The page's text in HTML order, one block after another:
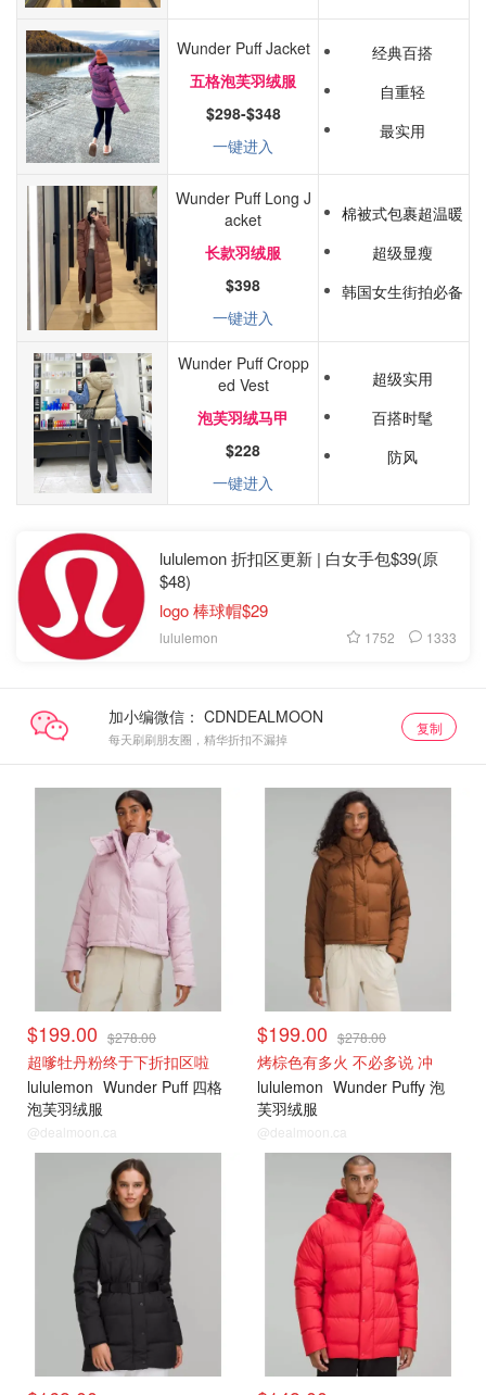
Wunder Puff Jacket
五格泡芙羽绒服
$298-$348
一键进入
经典百搭
自重轻
最实用
Wunder Puff Long J
acket
长款羽绒服
$398
一键进入
棉被式包裹超温暖
超级显瘦
韩国女生街拍必备
Wunder Puff Cropp
ed Vest
泡芙羽绒马甲
$228
一键进入
超级实用
百搭时髦
防风
lululemon 折扣区更新 | 白女手包$39(原
$48)
logo 棒球帽$29
lululemon 1752 1333
加小编微信：
每天刷刷朋友圈，精华折扣不漏掉
复制
男士折扣专区 女生也可穿
$199.00 $278.00
超嗲牡丹粉终于下折扣区啦
lululemon Wunder Puff 四格
泡芙羽绒服
@dealmoon.ca
男士折扣专区 女生也可穿
$199.00 $278.00
烤棕色有多火 不必多说 冲
lululemon Wunder Puffy 泡
芙羽绒服
@dealmoon.ca
男士折扣专区 女生也可穿 男士折扣专区 女生也可穿